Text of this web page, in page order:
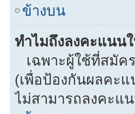
ข้างบน
ทำไมถึงลงคะแนน
เฉพาะผู้ใช้ที่สมัค
(เพื่อป้องกันผลคะ
ไม่สามารถลงคะแ